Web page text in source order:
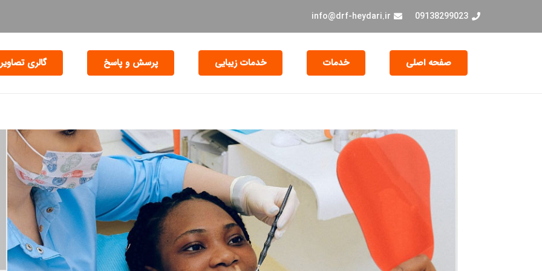
09138299023
info@drf-heydari.ir
صفحه اصلی خدمات خدمات زیبایی پرسش و پاسخ گالری تصاویر